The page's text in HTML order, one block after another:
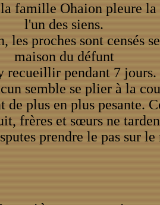
famille Ohaion pleure
l'un des siens.
les proches sont censés
maison du défunt
recueillir pendant 7 jours.
semble se plier à la
plus en plus pesante.
frères et sœurs ne
prendre le pas sur